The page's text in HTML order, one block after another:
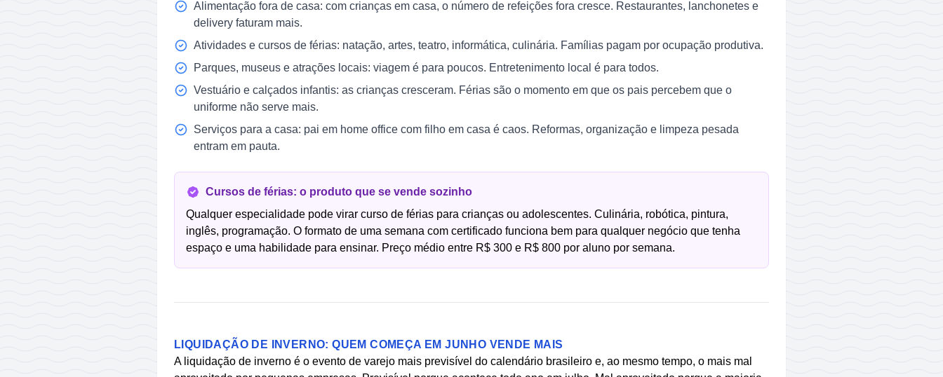
Alimentação fora de casa: com crianças em casa, o número de refeições fora cresce. Restaurantes, lanchonetes e
delivery faturam mais.
Atividades e cursos de férias: natação, artes, teatro, informática, culinária. Famílias pagam por ocupação produtiva.
Parques, museus e atrações locais: viagem é para poucos. Entretenimento local é para todos.
Vestuário e calçados infantis: as crianças cresceram. Férias são o momento em que os pais percebem que o
uniforme não serve mais.
Serviços para a casa: pai em home office com filho em casa é caos. Reformas, organização e limpeza pesada
entram em pauta.
Cursos de férias: o produto que se vende sozinho
Qualquer especialidade pode virar curso de férias para crianças ou adolescentes. Culinária, robótica, pintura,
inglês, programação. O formato de uma semana com certificado funciona bem para qualquer negócio que tenha
espaço e uma habilidade para ensinar. Preço médio entre R$ 300 e R$ 800 por aluno por semana.
LIQUIDAÇÃO DE INVERNO: QUEM COMEÇA EM JUNHO VENDE MAIS
A liquidação de inverno é o evento de varejo mais previsível do calendário brasileiro e, ao mesmo tempo, o mais mal